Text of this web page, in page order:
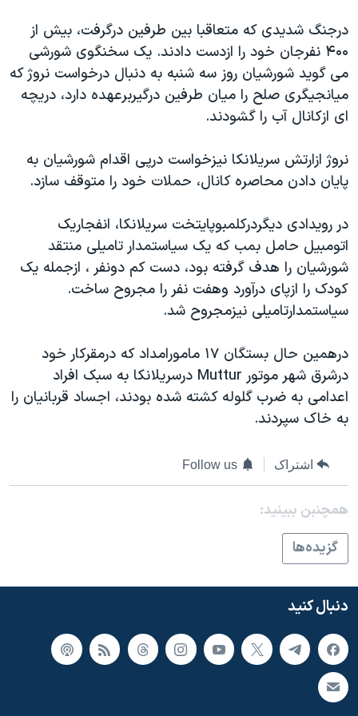
حقوق شهروندی
اقتصادی
علم و فناوری
گالری عکس
آرشیو پخش زنده
انتخابات ریاست جمهوری آمریکا ۲۰۲۴
حمله جمهوری اسلامی به اسرائیل
رمز مهسا
اعتراضات زن، زندگی، آزادی
مجموعه مستندهای دادخواهی
تریبونال مردمی آبان ۹۸
دادگاه حمید نوری
چهل سال گروگان‌گیری
قانون شفافیت دارائی کادر رهبری ایران
اسرائیل در جنگ
نرگس محمدی برنده جایزه نوبل صلح
همایش محافظه‌کاران آمریکا «سی‌پک»
سفر پرزیدنت ترامپ به چین
زبانهای مختلف
درجنگ شديدی که متعاقبا بين طرفين درگرفت، بيش از
۴۰۰ نفرجان خود را ازدست دادند. يک سخنگوی شورشی
می گويد شورشيان روز سه شنبه به دنبال درخواست نروژ که
ميانجيگری صلح را ميان طرفين درگيربرعهده دارد، دريچه
ای ازکانال آب را گشودند.
نروژ ازارتش سريلانکا نيزخواست درپی اقدام شورشيان به
پايان دادن محاصره کانال، حملات خود را متوقف سازد.
در رويدادی ديگردرکلمبوپايتخت سريلانکا، انفجاريک
اتومبيل حامل بمب که يک سياستمدار تاميلی منتقد
شورشيان را هدف گرفته بود، دست کم دونفر ، ازجمله يک
کودک را ازپای درآورد وهفت نفر را مجروح ساخت.
سياستمدارتاميلی نيزمجروح شد.
درهمين حال بستگان ۱۷ مامورامداد که درمقرکار خود
درشرق شهر موتور Muttur درسريلانکا به سبک افراد
اعدامی به ضرب گلوله کشته شده بودند، اجساد قربانيان را
به خاک سپردند.
اشتراک Follow us
همچنبن ببینید:
گزيده‌ها
دنبال کنید